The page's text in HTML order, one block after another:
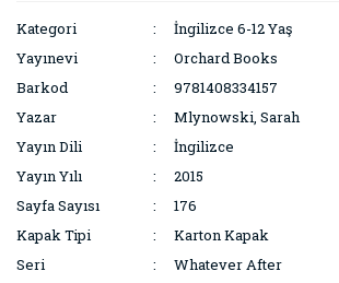
Kategori
İngilizce 6-12 Yaş
Yayınevi
Orchard Books
Barkod
9781408334157
Yazar
Mlynowski, Sarah
Yayın Dili
İngilizce
Yayın Yılı
2015
Sayfa Sayısı
176
Kapak Tipi
Karton Kapak
Seri
Whatever After